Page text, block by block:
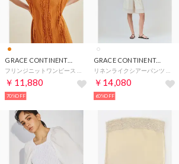
GRACE CONTINENTAL
￥11,880
70%OFF
GRACE CONTINENTAL
￥14,080
60%OFF